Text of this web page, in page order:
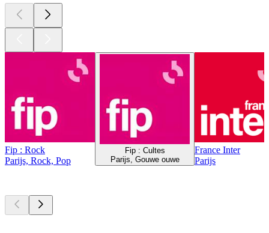
Fip : Rock
Parijs, Rock, Pop
Fip : Cultes
Parijs, Gouwe ouwe
France Inter
Parijs